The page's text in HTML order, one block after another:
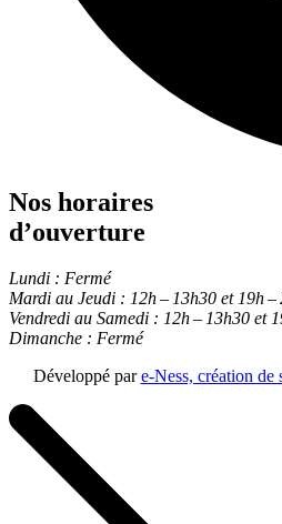
Nos horaires
d’ouverture
Lundi : Fermé
Mardi au Jeudi : 12h – 13h30 et 19h –
Vendredi au Samedi : 12h – 13h30 et
Dimanche : Fermé
Développé pare-Ness, création de